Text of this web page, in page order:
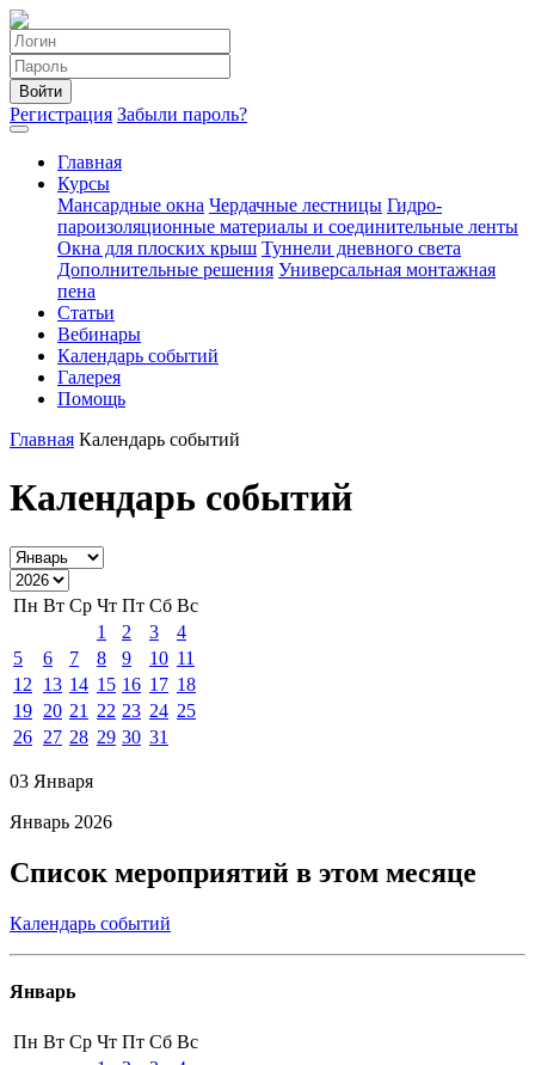
Войти
Регистрация Забыли пароль?
Главная
Курсы
Мансардные окна Чердачные лестницы Гидро-
пароизоляционные материалы и соединительные ленты
Окна для плоских крыш Туннели дневного света
Дополнительные решения Универсальная монтажная
пена
Статьи
Вебинары
Календарь событий
Галерея
Помощь
Главная Календарь событий
Календарь событий
Пн Вт Ср Чт Пт Сб Вс
1
2 3
4
5
6 7 8 9 10 11
12
13 14 15 16 17 18
19 20 21 22 23 24 25
26 27 28 29 30 31
03 Января
Январь 2026
Список мероприятий в этом месяце
Календарь событий
Январь
Пн Вт Ср Чт Пт Сб Вс